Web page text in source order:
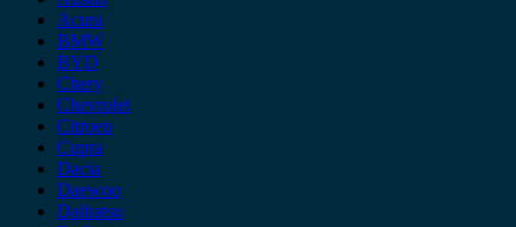
Acura
BMW
BYD
Chery
Chevrolet
Citroen
Cupra
Dacia
Daewoo
Daihatsu